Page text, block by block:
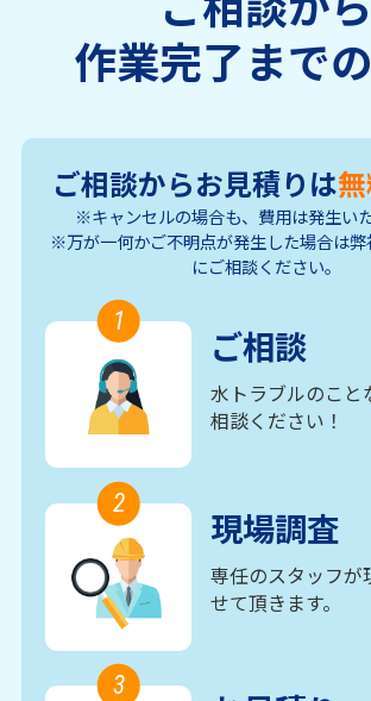
作業完了まで
ご相談からお見積りは
※キャンセルの場合も、費用は発生いた
※万が一何かご不明点が発生した場合は弊
にご相談ください。
1
ご相談
水トラブルのこと
相談ください！
2
現場調査
専任のスタッフが
せて頂きます。
3